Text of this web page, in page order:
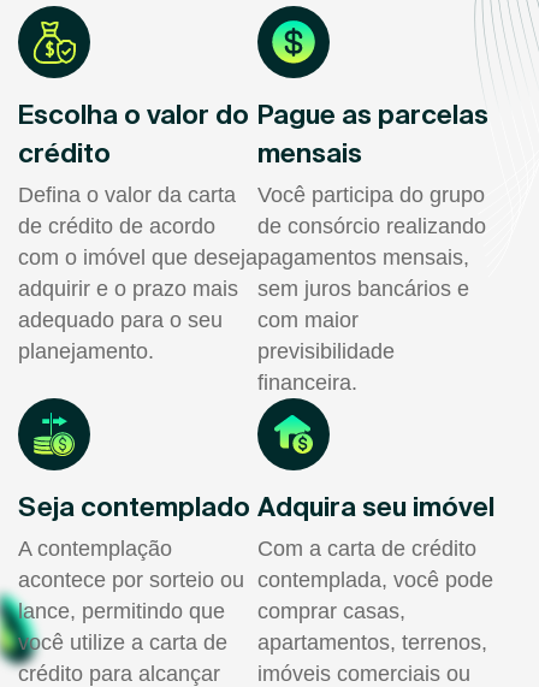
Escolha o valor do
crédito
Defina o valor da carta
de crédito de acordo
com o imóvel que deseja
adquirir e o prazo mais
adequado para o seu
planejamento.
Pague as parcelas
mensais
Você participa do grupo
de consórcio realizando
pagamentos mensais,
sem juros bancários e
com maior
previsibilidade
financeira.
Seja contemplado
A contemplação
acontece por sorteio ou
lance, permitindo que
você utilize a carta de
crédito para alcançar
Adquira seu imóvel
Com a carta de crédito
contemplada, você pode
comprar casas,
apartamentos, terrenos,
imóveis comerciais ou